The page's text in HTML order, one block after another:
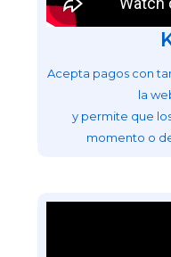
Acepta pagos con
la
y permite que
momento o